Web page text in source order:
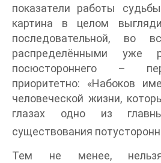
показатели работы
картина в целом
последовательной, во
распределёнными уже
посюстороннего –
приоритетно: «Набоков
человеческой жизни,
глазах одно из
существования
Тем не менее,